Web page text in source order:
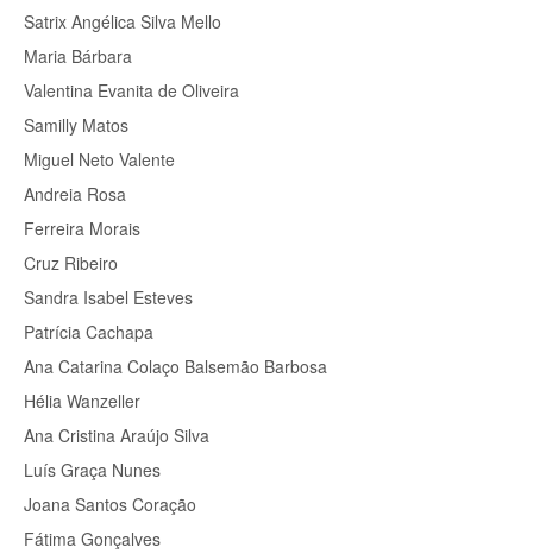
Satrix Angélica Silva Mello
Maria Bárbara
Valentina Evanita de Oliveira
Samilly Matos
Miguel Neto Valente
Andreia Rosa
Ferreira Morais
Cruz Ribeiro
Sandra Isabel Esteves
Patrícia Cachapa
Ana Catarina Colaço Balsemão Barbosa
Hélia Wanzeller
Ana Cristina Araújo Silva
Luís Graça Nunes
Joana Santos Coração
Fátima Gonçalves